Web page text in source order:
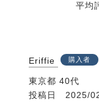
Eriffie 購入者
東京都 40代
投稿日
2025/